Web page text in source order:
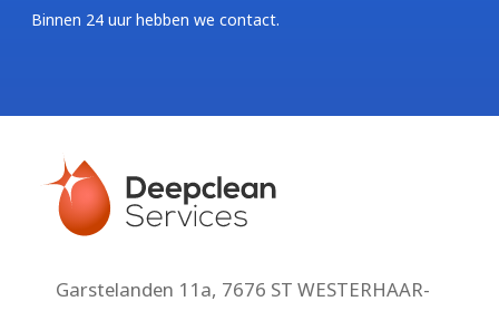
Binnen 24 uur hebben we contact.
Garstelanden 11a, 7676 ST WESTERHAAR-